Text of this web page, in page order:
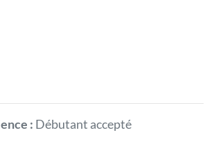
: Débutant accepté